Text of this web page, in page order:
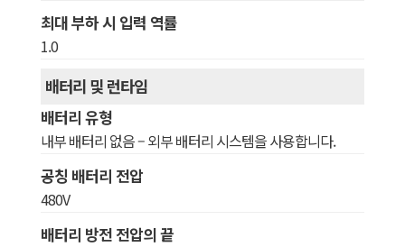
최대 부하 시 입력 역률
1.0
배터리 및 런타임
배터리 유형
내부 배터리 없음 – 외부 배터리 시스템을 사용합니다.
공칭 배터리 전압
480V
배터리 방전 전압의 끝